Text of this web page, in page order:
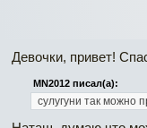
Девочки, привет!
MN2012 писал(а):
сулугуни так можно